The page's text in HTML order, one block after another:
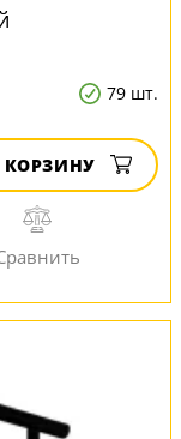
79 шт.
КОРЗИНУ